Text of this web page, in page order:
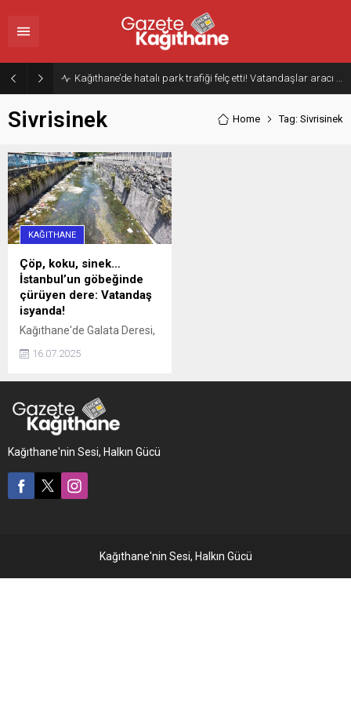
Sivrisinek Home Tag: Sivrisinek
KAĞITHANE
Çöp, koku, sinek…
İstanbul’un göbeğinde
çürüyen dere: Vatandaş
isyanda!
Kağıthane'de Galata Deresi,
sivrisineklerin ve kötü
kötü kokudan rahatsız
olduklarını ve sivrisinek
söyledi.
16.07.2025
Kağıthane'nin Sesi, Halkın Gücü
Kağıthane'nin Sesi, Halkın Gücü